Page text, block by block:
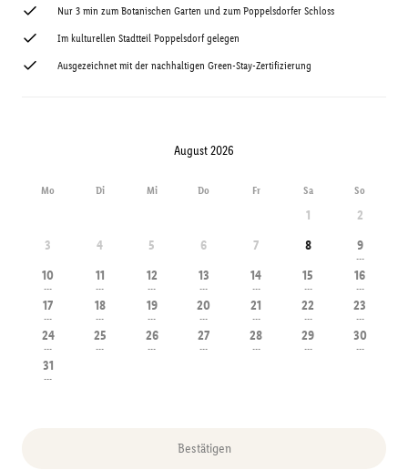
Nur 3 min zum Botanischen Garten und zum Poppelsdorfer Schloss
Im kulturellen Stadtteil Poppelsdorf gelegen
Ausgezeichnet mit der nachhaltigen Green-Stay-Zertifizierung
August 2026
Mo Di Mi Do Fr Sa So
1
2
3
4 5 6 7 8 9
---
10
---
11
---
12
---
13
---
14
---
15
---
16
---
17
---
18
---
19
---
20
---
21
---
22
---
23
---
24
---
25
---
26
---
27
---
28
---
29
---
30
---
31
---
Bestätigen